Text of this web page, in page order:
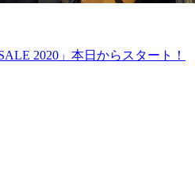
2020」本日からスタート！